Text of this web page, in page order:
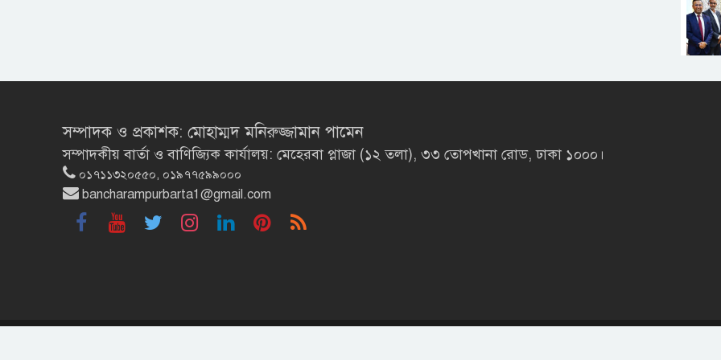
সম্পাদক ও প্রকাশক: মোহাম্মদ মনিরুজ্জামান পামেন
সম্পাদকীয় বার্তা ও বাণিজ্যিক কার্যালয়: মেহেরবা প্লাজা (১২ তলা), ৩৩ তোপখানা রোড, ঢাকা ১০০০।
০১৭১১৩২০৫৫০, ০১৯৭৭৫৯৯০০০
bancharampurbarta1@gmail.com